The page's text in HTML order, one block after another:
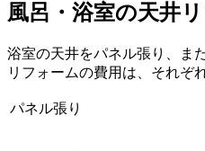
風呂・浴室の天井
浴室の天井をパネル張り、ま
リフォームの費用は、それぞ
パネル張り